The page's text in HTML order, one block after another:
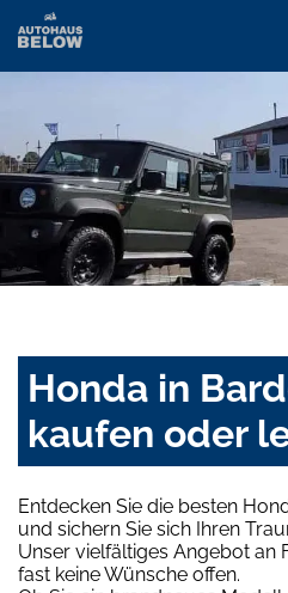
Honda in
kaufen oder
Entdecken Sie die besten
und sichern Sie sich Ihren
Unser vielfältiges Angebot an
fast keine Wünsche offen.